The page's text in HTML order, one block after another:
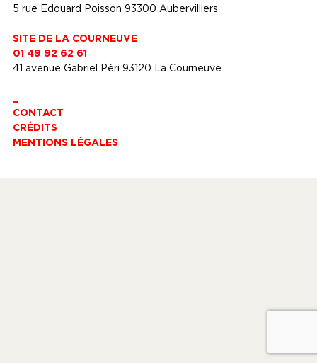
5 rue Edouard Poisson 93300 Aubervilliers
SITE DE LA COURNEUVE
01 49 92 62 61
41 avenue Gabriel Péri 93120 La Courneuve
CONTACT
CRÉDITS
MENTIONS LÉGALES